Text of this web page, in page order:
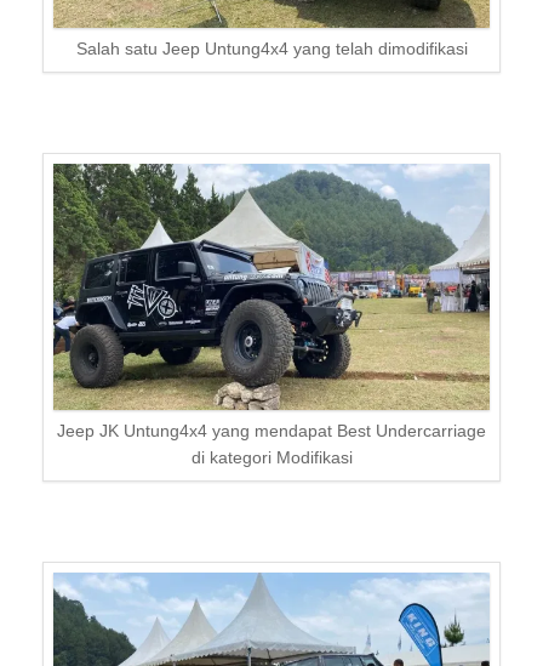
Salah satu Jeep Untung4x4 yang telah dimodifikasi
Jeep JK Untung4x4 yang mendapat Best Undercarriage
di kategori Modifikasi